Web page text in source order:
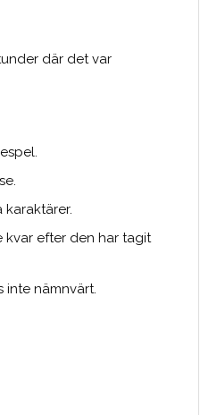
där det var
karaktärer.
kvar efter den har tagit
inte nämnvärt.